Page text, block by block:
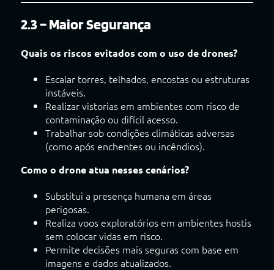
2.3 – Maior Segurança
Quais os riscos evitados com o uso de drones?
Escalar torres, telhados, encostas ou estruturas
instáveis.
Realizar vistorias em ambientes com risco de
contaminação ou difícil acesso.
Trabalhar sob condições climáticas adversas
(como após enchentes ou incêndios).
Como o drone atua nesses cenários?
Substitui a presença humana em áreas
perigosas.
Realiza voos exploratórios em ambientes hostis
sem colocar vidas em risco.
Permite decisões mais seguras com base em
imagens e dados atualizados.